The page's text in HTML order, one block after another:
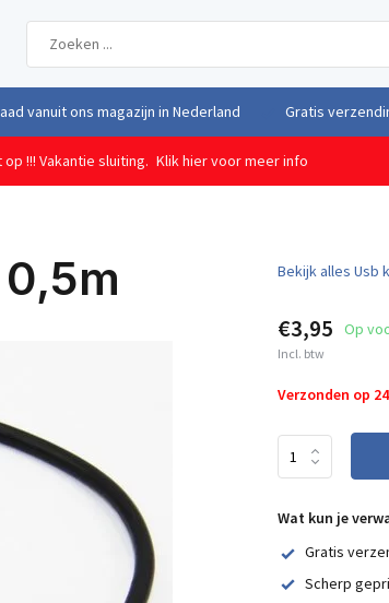
vanuit ons magazijn in Nederland Gratis
op !!! Vakantie sluiting. Klik hier voor meer info
Bekijk alles Usb
€3,95 Op
Incl. btw
Verzonden op
Wat kun je
Gratis
Scherp